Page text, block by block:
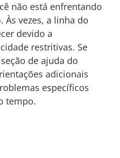
não está enfrentando
Às vezes, a linha do
devido a
restritivas. Se
de ajuda do
adicionais
específicos
tempo.